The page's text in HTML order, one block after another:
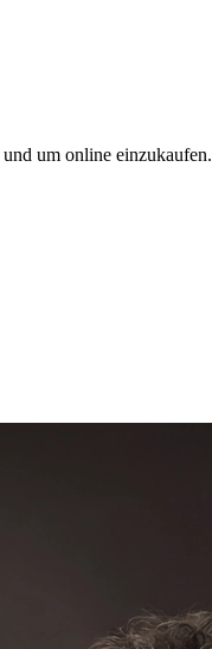
um online einzukaufen.